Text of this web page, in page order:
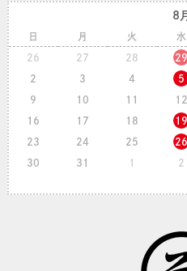
8月
日 月 火 水
26 27 28
2 3 4 5
9 10 11 12
16 17 18
23 24 25
30 31 1 2